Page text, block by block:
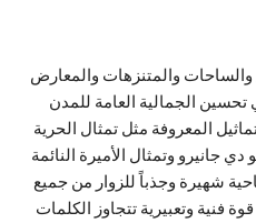
والساحات والمتنزهات والمعارض
تحسين الجمالية العامة للمدن
المعروفة مثل تمثال الحرية
جانيرو وتمثال الأميرة النائمة
شهيرة وجذباً للزوار من جميع
فنية وتعبيرية تتجاوز الكلمات